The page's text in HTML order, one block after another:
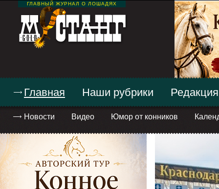
ГЛАВНЫЙ ЖУРНАЛ О ЛОШАДЯХ
Главная
Новости Видео Юмор от конников
Наши рубрики Редакция